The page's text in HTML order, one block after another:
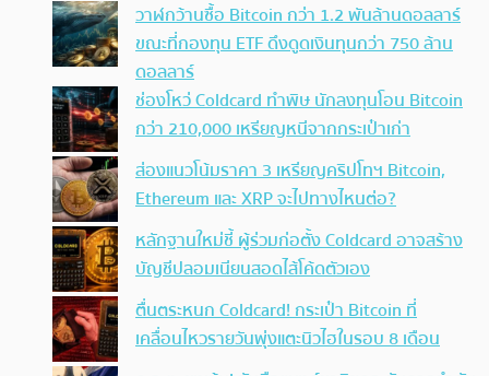
วาฬกว้านซื้อ Bitcoin กว่า 1.2 พันล้านดอลลาร์
ขณะที่กองทุน ETF ดึงดูดเงินทุนกว่า 750 ล้าน
ดอลลาร์
ช่องโหว่ Coldcard ทำพิษ นักลงทุนโอน Bitcoin
กว่า 210,000 เหรียญหนีจากกระเป๋าเก่า
ส่องแนวโน้มราคา 3 เหรียญคริปโทฯ Bitcoin,
Ethereum และ XRP จะไปทางไหนต่อ?
หลักฐานใหม่ชี้ ผู้ร่วมก่อตั้ง Coldcard อาจสร้าง
บัญชีปลอมเนียนสอดไส้โค้ดตัวเอง
ตื่นตระหนก Coldcard! กระเป๋า Bitcoin ที่
เคลื่อนไหวรายวันพุ่งแตะนิวไฮในรอบ 8 เดือน